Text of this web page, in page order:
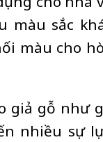
màu sắc
màu cho
giả gỗ như
nhiều sự